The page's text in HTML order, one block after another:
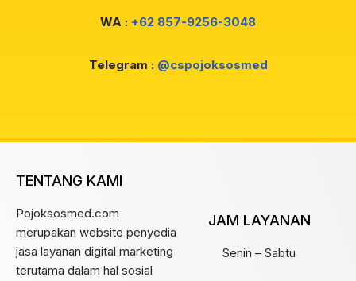
WA : +62 857-9256-3048
Telegram : @cspojoksosmed
TENTANG KAMI
Pojoksosmed.com
merupakan website penyedia
jasa layanan digital marketing
terutama dalam hal sosial
JAM LAYANAN
Senin – Sabtu